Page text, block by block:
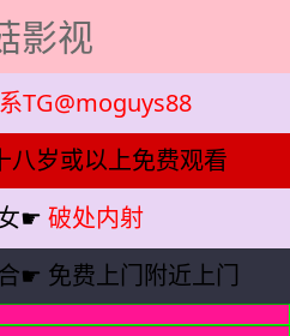
影视
TG@moguys88
八岁或以上免费观看
☛ 破处内射
☛ 免费上门附近上门